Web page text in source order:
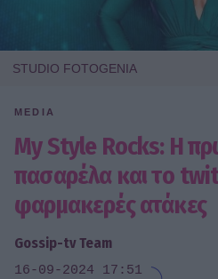
STUDIO FOTOGENIA
MEDIA
My Style Rocks: Η
πασαρέλα και τo
φαρμακερές ατάκες
Gossip-tv Team
16-09-2024 17:51